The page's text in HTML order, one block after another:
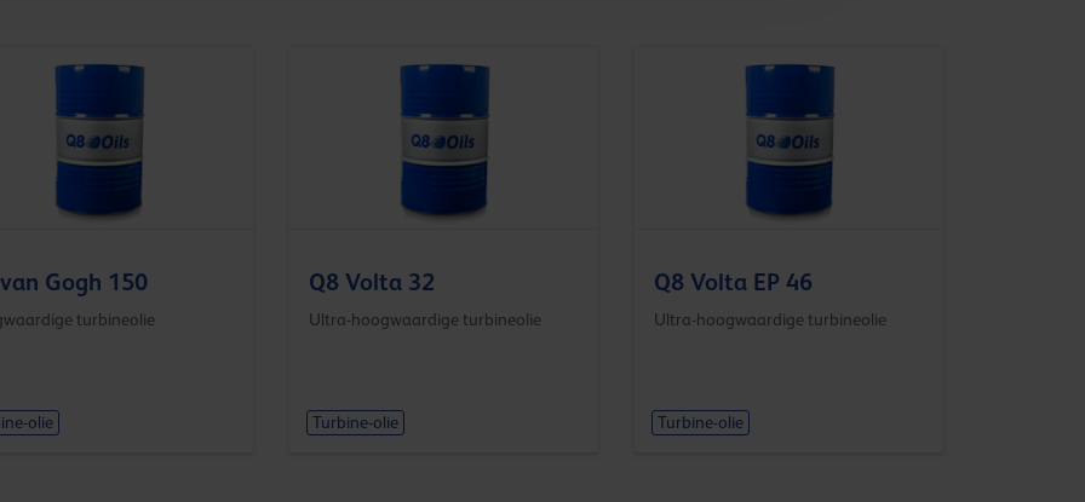
Gogh 150
turbineolie
olie
Q8 Volta 32
Ultra-hoogwaardige turbineolie
Turbine-olie
Q8 Volta EP 46
Ultra-hoogwaardige turbineolie
Turbine-olie